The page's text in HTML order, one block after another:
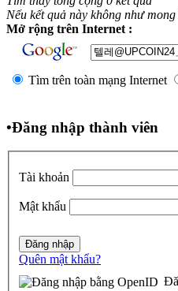
Nếu kết quả này không như
Mở rộng trên Internet :
Tìm trên toàn mạng Internet
•Đăng nhập thành viên
Tài khoản
Mật khẩu
Quên mật khẩu?